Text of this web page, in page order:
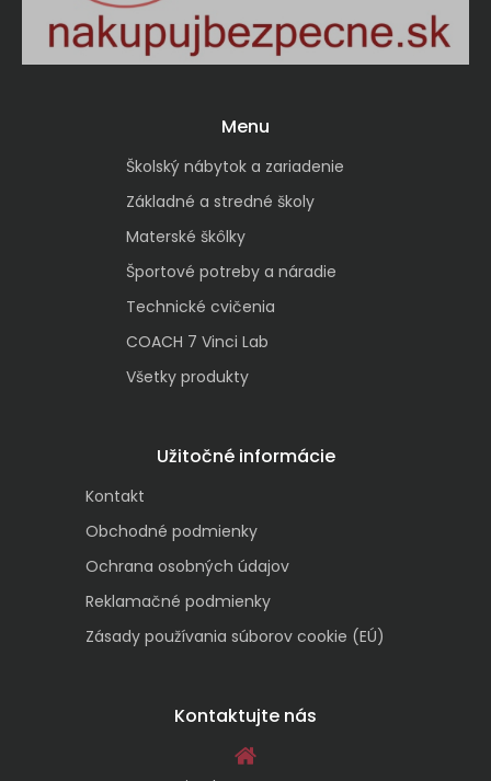
Menu
Školský nábytok a zariadenie
Základné a stredné školy
Materské škôlky
Športové potreby a náradie
Technické cvičenia
COACH 7 Vinci Lab
Všetky produkty
Užitočné informácie
Kontakt
Obchodné podmienky
Ochrana osobných údajov
Reklamačné podmienky
Zásady používania súborov cookie (EÚ)
Kontaktujte nás